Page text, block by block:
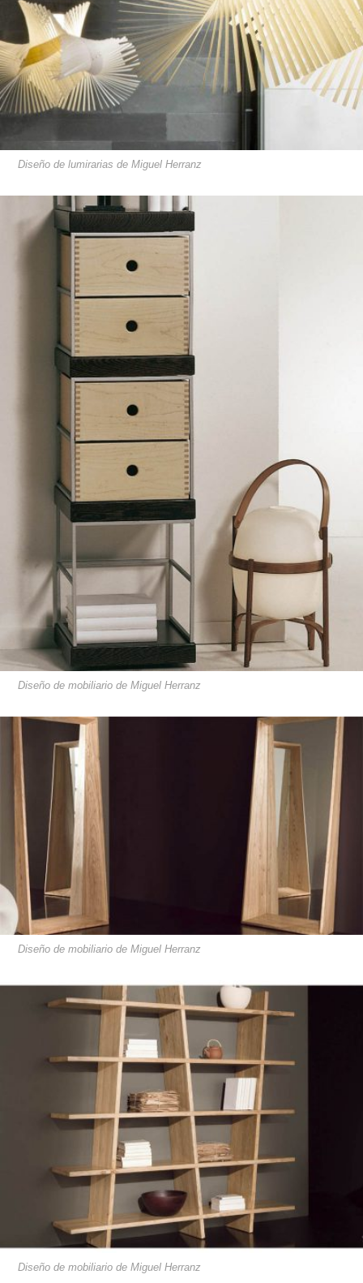
Diseño de lumirarias de Miguel Herranz
Diseño de mobiliario de Miguel Herranz
Diseño de mobiliario de Miguel Herranz
Diseño de mobiliario de Miguel Herranz